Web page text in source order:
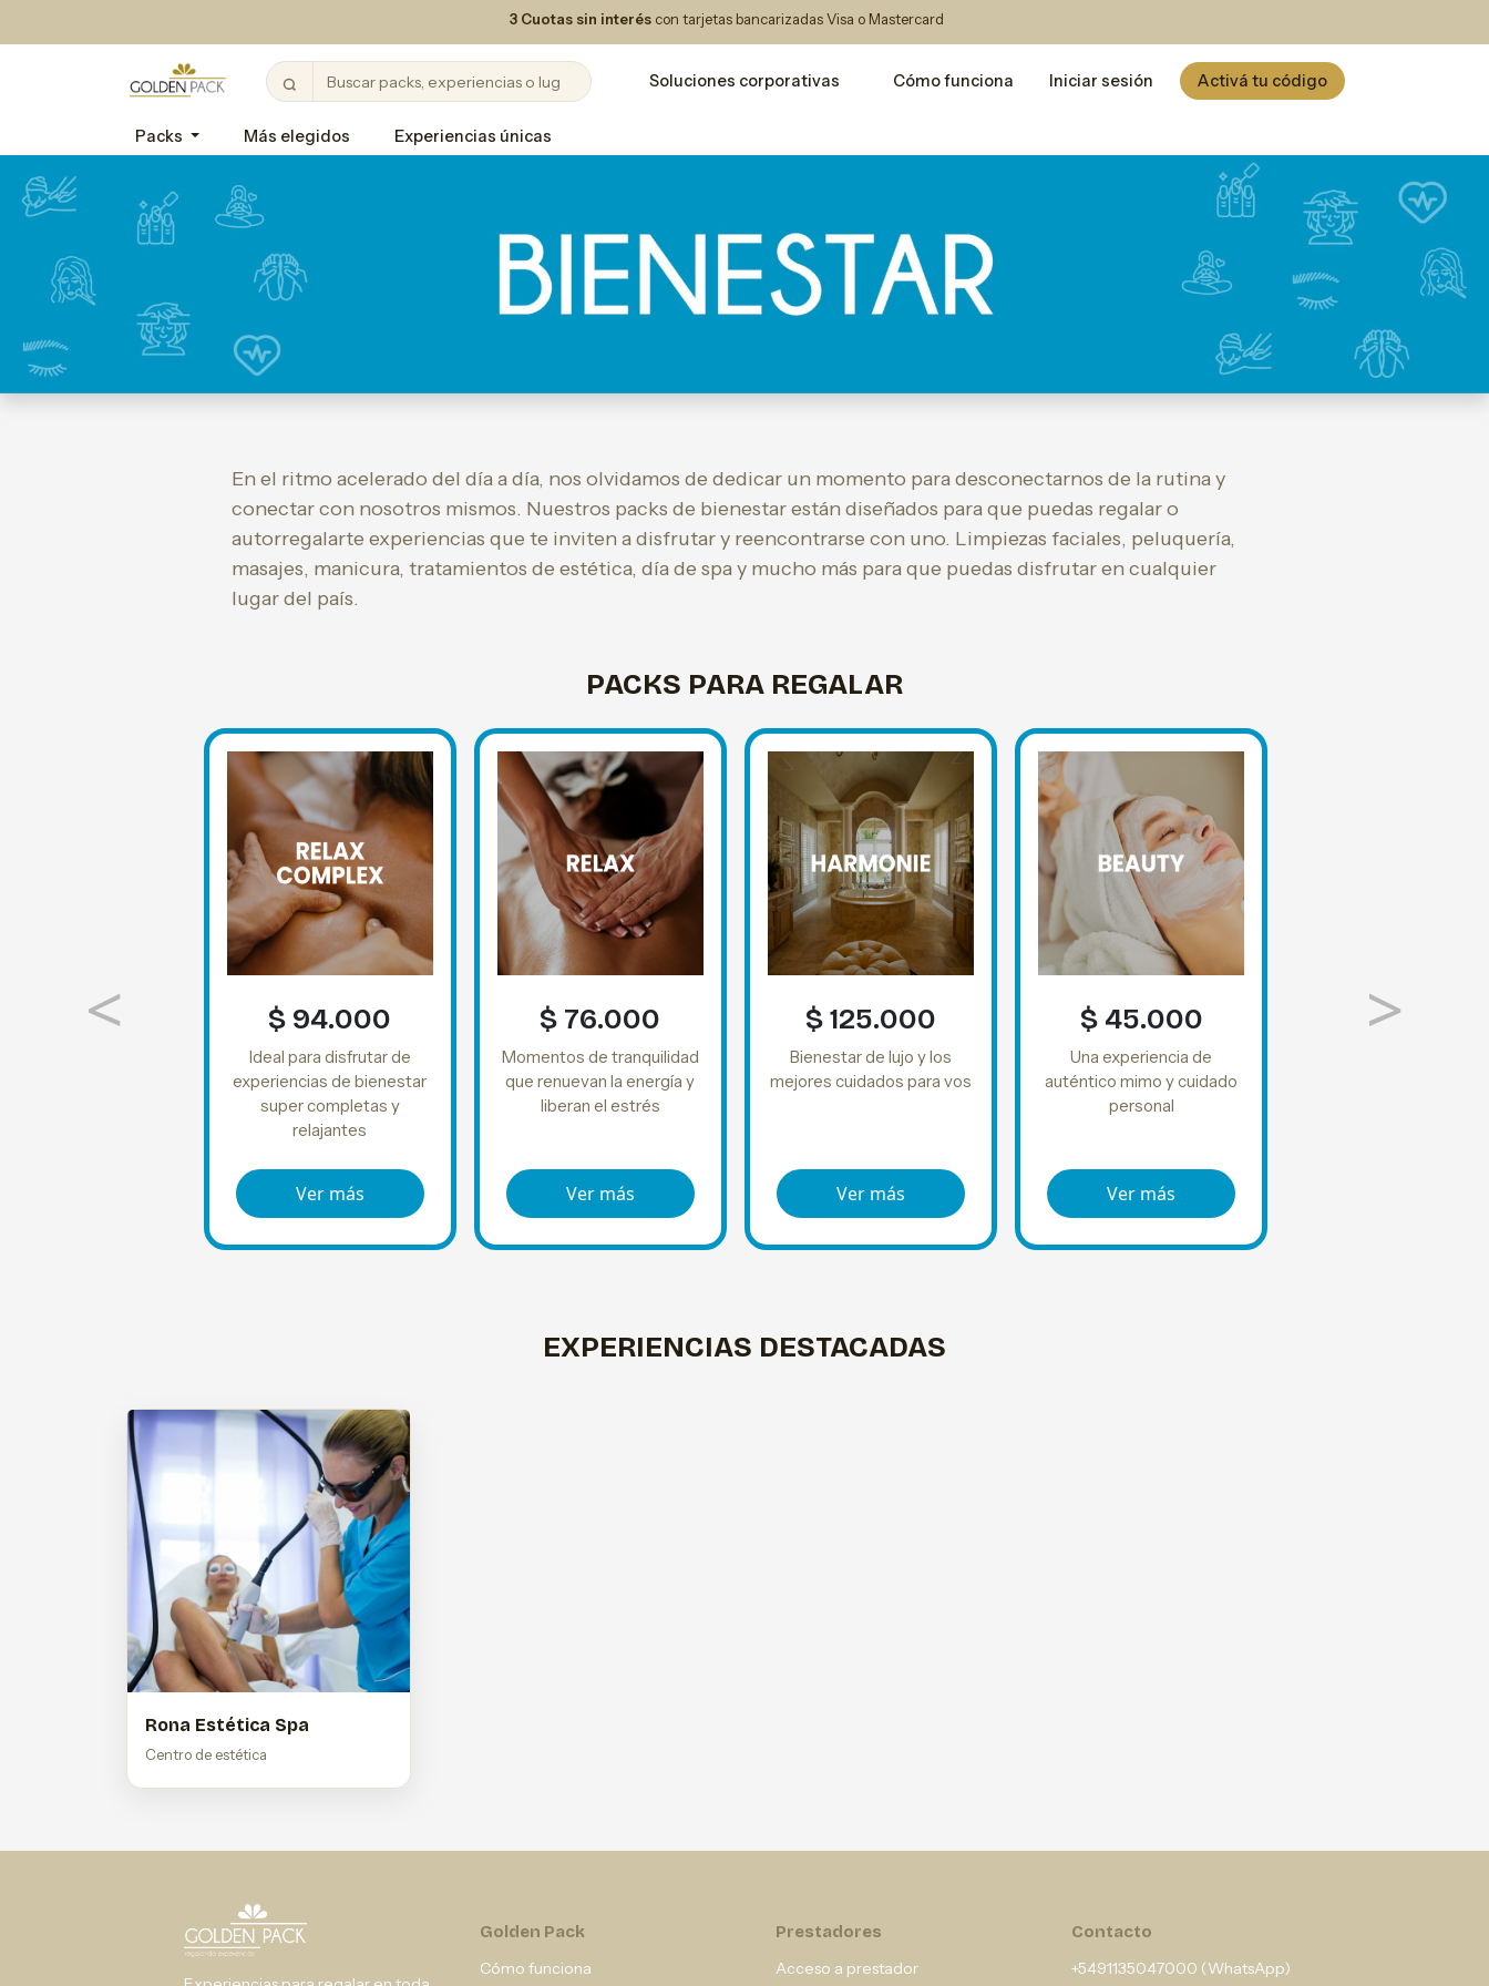
3 Cuotas sin interés con tarjetas bancarizadas Visa o Mastercard
Soluciones corporativas Cómo funciona Iniciar sesión Activá tu código
Packs Más elegidos Experiencias únicas
En el ritmo acelerado del día a día, nos olvidamos de dedicar un momento para desconectarnos de la rutina y
conectar con nosotros mismos. Nuestros packs de bienestar están diseñados para que puedas regalar o
autorregalarte experiencias que te inviten a disfrutar y reencontrarse con uno. Limpiezas faciales, peluquería,
masajes, manicura, tratamientos de estética, día de spa y mucho más para que puedas disfrutar en cualquier
lugar del país.
PACKS PARA REGALAR
< $ 94.000
Ideal para disfrutar de
experiencias de bienestar
super completas y
relajantes
Ver más
$ 76.000
Momentos de tranquilidad
que renuevan la energía y
liberan el estrés
Ver más
$ 125.000
Bienestar de lujo y los
mejores cuidados para vos
Ver más
$ 45.000
Una experiencia de
auténtico mimo y cuidado
personal
Ver más
>
EXPERIENCIAS DESTACADAS
Rona Estética Spa
Centro de estética
Golden Pack
Cómo funciona
Prestadores
Acceso a prestador
Contacto
+5491135047000 (WhatsApp)